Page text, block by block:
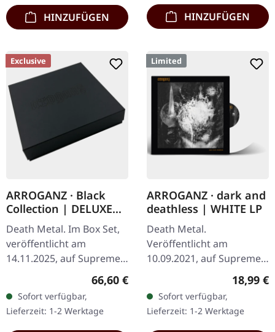
HINZUFÜGEN HINZUFÜGEN
Exclusive
ARROGANZ · Black
Collection | DELUXE
BOX SET
Death Metal. Im Box Set,
veröffentlicht am
14.11.2025, auf Supreme
Chaos Records. Schwarze
verschiedenen Releases in
einer noblen,…
Regulärer Preis:
66,60 €
Sofort verfügbar,
Lieferzeit: 1-2 Werktage
Limited
ARROGANZ · dark and
deathless | WHITE LP
Death Metal.
Veröffentlicht am
10.09.2021, auf Supreme
Chaos Records. Weißes
Vinyl im schweren Cover
mit Insert. Limitiert auf
200 handnummerierte…
18,99 €
Sofort verfügbar,
Lieferzeit: 1-2 Werktage